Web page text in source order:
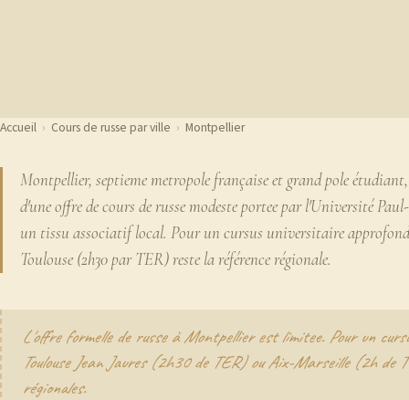
Accueil › Cours de russe par ville › Montpellier
Montpellier, septieme metropole française et grand pole
d'une offre de cours de russe modeste portee par l'Université
un tissu associatif local. Pour un cursus universitaire
Toulouse (2h30 par TER) reste la référence régionale.
L'offre formelle de russe à Montpellier est limitee. Pour un
Toulouse Jean Jaures (2h30 de TER) ou Aix-Marseille (2h de
régionales.